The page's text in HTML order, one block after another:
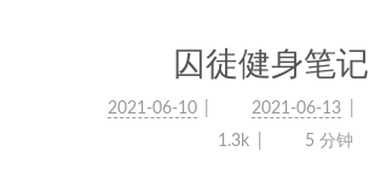
囚徒健身笔记
2021-06-10 2021-06-13
1.3k
5 分钟